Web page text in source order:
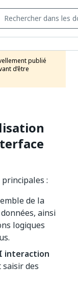
publié
d’être
:
de la
ainsi
logiques
interaction
des